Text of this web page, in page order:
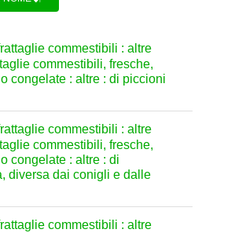
commestibili : altre
commestibili, fresche,
congelate : altre : di piccioni
commestibili : altre
commestibili, fresche,
congelate : altre : di
diversa dai conigli e dalle
commestibili : altre